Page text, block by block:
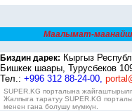
Маалымат-
Биздин дарек: Кыргыз
Бишкек шаары, Турусбеков
Тел.: +996 312 88-24-00,
SUPER.KG порталына
Жалпыга таратуу SUPER.KG
менен гана болушу мүмкүн.